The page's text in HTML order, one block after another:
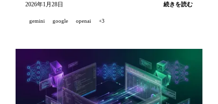
2026年1月28日 続きを読む
gemini google openai +3